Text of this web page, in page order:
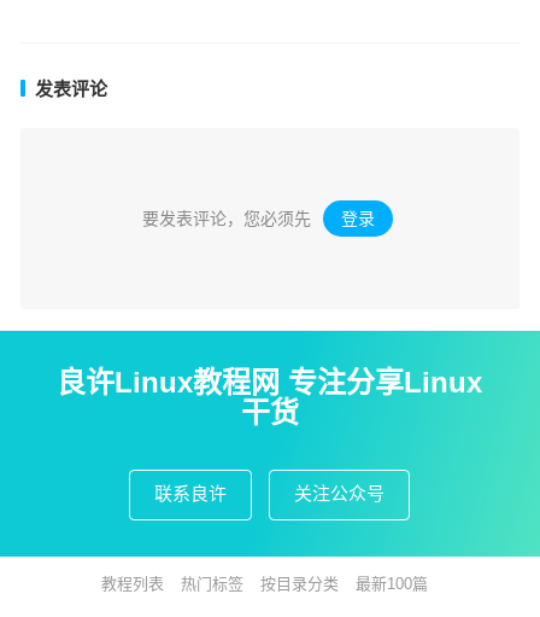
发表评论
要发表评论，您必须先 登录 。
良许Linux教程网 专注分享Linux
干货
联系良许 关注公众号
教程列表 热门标签 按目录分类 最新100篇